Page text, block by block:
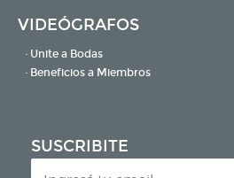
VIDEÓGRAFOS
· Unite a Bodas
· Beneficios a Miembros
SUSCRIBITE